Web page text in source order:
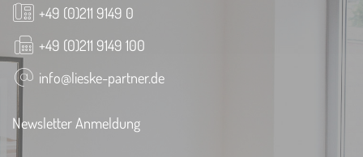
+49 (0)211 9149 0
+49 (0)211 9149 100
info@lieske-partner.de
Newsletter Anmeldung